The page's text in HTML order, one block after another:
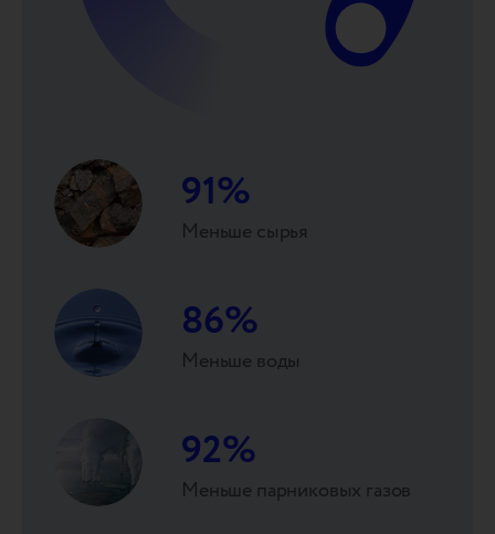
91%
Меньше сырья
86%
Меньше воды
92%
Меньше парниковых газов